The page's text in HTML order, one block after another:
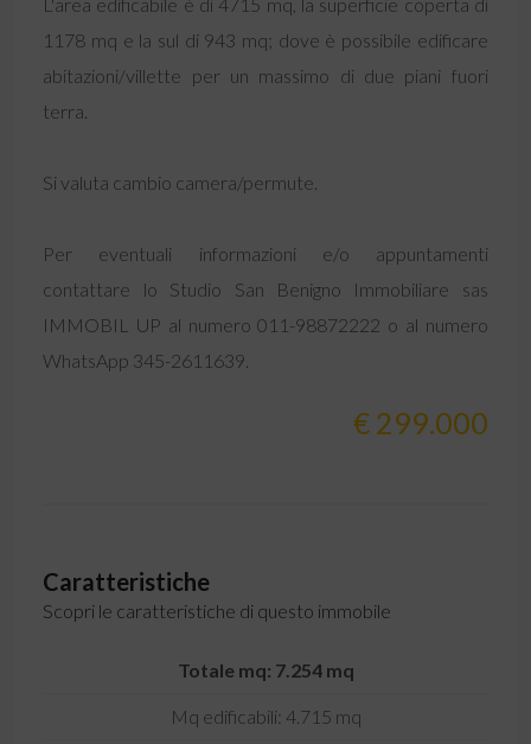
1178 mq e la sul di 943 mq; dove è possibile edificare
abitazioni/villette per un massimo di due piani fuori
terra.
Si valuta cambio camera/permute.
Per eventuali informazioni e/o appuntamenti
contattare lo Studio San Benigno Immobiliare sas
IMMOBIL UP al numero 011-98872222 o al numero
WhatsApp 345-2611639.
€ 299.000
Caratteristiche
Scopri le caratteristiche di questo immobile
Totale mq: 7.254 mq
Mq edificabili: 4.715 mq